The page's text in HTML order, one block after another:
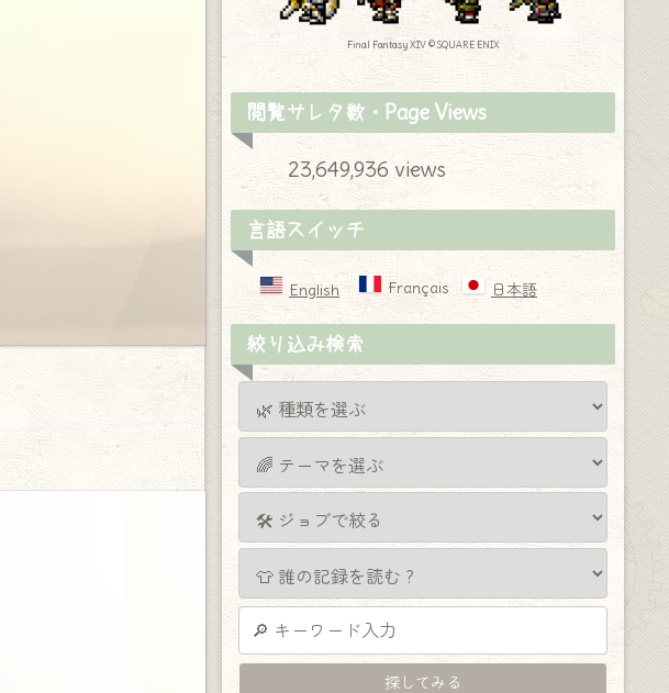
Final Fantasy XIV © SQUARE ENIX
閲覧サレタ数・Page Views
23,649,936 views
言語スイッチ
English Français 日本語
絞り込み検索